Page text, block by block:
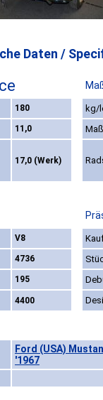
Daten /
180
kg/
11,0
17,0 (Werk)
V8
4736
195
4400
Ford (USA)
'1967